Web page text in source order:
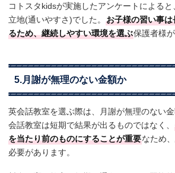
コトスタkidsが実施したアンケートによる
立地(通いやすさ)でした。 お子様の習い事
るため、継続しやすい環境を選ぶ保護者様
5.月謝が無理のない金額か
英会話教室を選ぶ際は、月謝が無理のない
会話教室は短期で結果が出るものではなく、
を当たり前のものにすることが重要なため
必要があります。